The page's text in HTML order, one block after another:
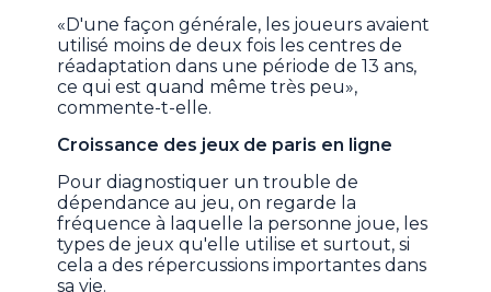
«D'une façon générale, les joueurs avaient
utilisé moins de deux fois les centres de
réadaptation dans une période de 13 ans,
ce qui est quand même très peu»,
commente-t-elle.
Croissance des jeux de paris en ligne
Pour diagnostiquer un trouble de
dépendance au jeu, on regarde la
fréquence à laquelle la personne joue, les
types de jeux qu'elle utilise et surtout, si
cela a des répercussions importantes dans
sa vie.